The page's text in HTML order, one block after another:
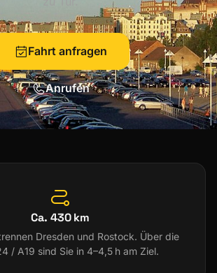
Fahrt anfragen
Anrufen
Ca. 430 km
Dresden und Rostock. Über die
/ A19 sind Sie in 4–4,5 h am Ziel.